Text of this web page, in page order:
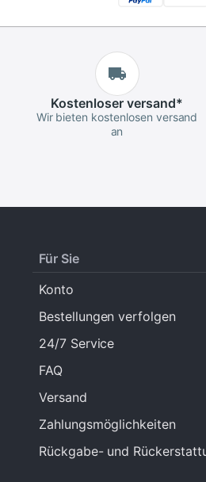
Kostenloserversand*
Wir bieten kostenlosen versand
an
Für Sie
Konto
Bestellungen verfolgen
24/7 Service
FAQ
Versand
Zahlungsmöglichkeiten
Rückgabe- und